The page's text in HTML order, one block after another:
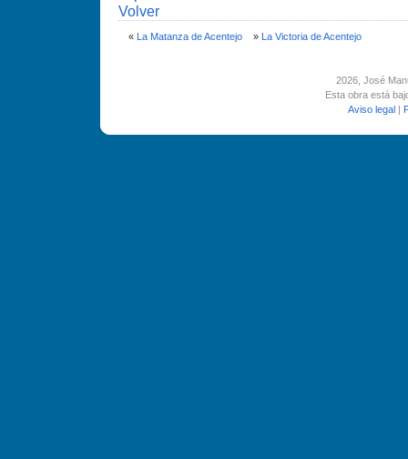
Volver
« La Matanza de Acentejo» La Victoria de Acentejo
2026, José
Esta obra está
Aviso legal |